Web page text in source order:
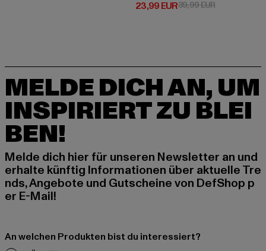
23,99 EUR
Derzeitiger Preis: 23,99 EUR
39,99 EURAktionspreis:
MELDE DICH AN, UM
INSPIRIERT ZU BLEI
BEN!
Melde dich hier für unseren Newsletter an und
erhalte künftig Informationen über aktuelle Tre
nds, Angebote und Gutscheine von DefShop p
er E-Mail!
An welchen Produkten bist du interessiert?